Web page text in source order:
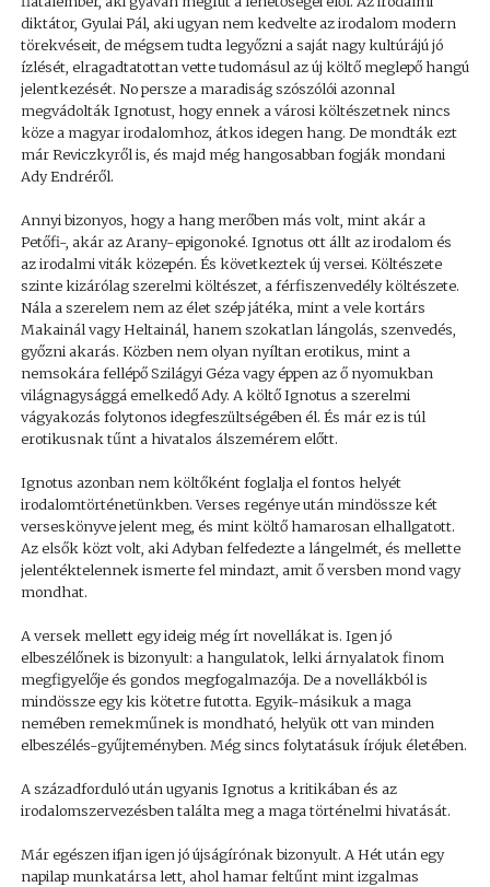
diktátor, Gyulai Pál, aki ugyan nem kedvelte az irodalom modern
törekvéseit, de mégsem tudta legyőzni a saját nagy kultúrájú jó
ízlését, elragadtatottan vette tudomásul az új költő meglepő hangú
jelentkezését. No persze a maradiság szószólói azonnal
megvádolták Ignotust, hogy ennek a városi költészetnek nincs
köze a magyar irodalomhoz, átkos idegen hang. De mondták ezt
már Reviczkyről is, és majd még hangosabban fogják mondani
Ady Endréről.
Annyi bizonyos, hogy a hang merőben más volt, mint akár a
Petőfi-, akár az Arany-epigonoké. Ignotus ott állt az irodalom és
az irodalmi viták közepén. És következtek új versei. Költészete
szinte kizárólag szerelmi költészet, a férfiszenvedély költészete.
Nála a szerelem nem az élet szép játéka, mint a vele kortárs
Makainál vagy Heltainál, hanem szokatlan lángolás, szenvedés,
győzni akarás. Közben nem olyan nyíltan erotikus, mint a
nemsokára fellépő Szilágyi Géza vagy éppen az ő nyomukban
világnagysággá emelkedő Ady. A költő Ignotus a szerelmi
vágyakozás folytonos idegfeszültségében él. És már ez is túl
erotikusnak tűnt a hivatalos álszemérem előtt.
Ignotus azonban nem költőként foglalja el fontos helyét
irodalomtörténetünkben. Verses regénye után mindössze két
verseskönyve jelent meg, és mint költő hamarosan elhallgatott.
Az elsők közt volt, aki Adyban felfedezte a lángelmét, és mellette
jelentéktelennek ismerte fel mindazt, amit ő versben mond vagy
mondhat.
A versek mellett egy ideig még írt novellákat is. Igen jó
elbeszélőnek is bizonyult: a hangulatok, lelki árnyalatok finom
megfigyelője és gondos megfogalmazója. De a novellákból is
mindössze egy kis kötetre futotta. Egyik-másikuk a maga
nemében remekműnek is mondható, helyük ott van minden
elbeszélés-gyűjteményben. Még sincs folytatásuk írójuk életében.
A századforduló után ugyanis Ignotus a kritikában és az
irodalomszervezésben találta meg a maga történelmi hivatását.
Már egészen ifjan igen jó újságírónak bizonyult. A Hét után egy
napilap munkatársa lett, ahol hamar feltűnt mint izgalmas